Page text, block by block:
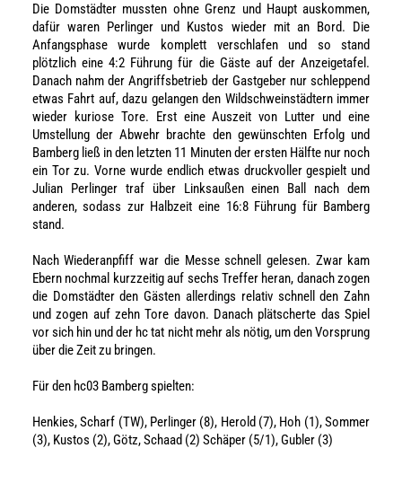
Die Domstädter mussten ohne Grenz und Haupt auskommen,
dafür waren Perlinger und Kustos wieder mit an Bord. Die
Anfangsphase wurde komplett verschlafen und so stand
plötzlich eine 4:2 Führung für die Gäste auf der Anzeigetafel.
Danach nahm der Angriffsbetrieb der Gastgeber nur schleppend
etwas Fahrt auf, dazu gelangen den Wildschweinstädtern immer
wieder kuriose Tore. Erst eine Auszeit von Lutter und eine
Umstellung der Abwehr brachte den gewünschten Erfolg und
Bamberg ließ in den letzten 11 Minuten der ersten Hälfte nur noch
ein Tor zu. Vorne wurde endlich etwas druckvoller gespielt und
Julian Perlinger traf über Linksaußen einen Ball nach dem
anderen, sodass zur Halbzeit eine 16:8 Führung für Bamberg
stand.
Nach Wiederanpfiff war die Messe schnell gelesen. Zwar kam
Ebern nochmal kurzzeitig auf sechs Treffer heran, danach zogen
die Domstädter den Gästen allerdings relativ schnell den Zahn
und zogen auf zehn Tore davon. Danach plätscherte das Spiel
vor sich hin und der hc tat nicht mehr als nötig, um den Vorsprung
über die Zeit zu bringen.
Für den hc03 Bamberg spielten:
Henkies, Scharf (TW), Perlinger (8), Herold (7), Hoh (1), Sommer
(3), Kustos (2), Götz, Schaad (2) Schäper (5/1), Gubler (3)